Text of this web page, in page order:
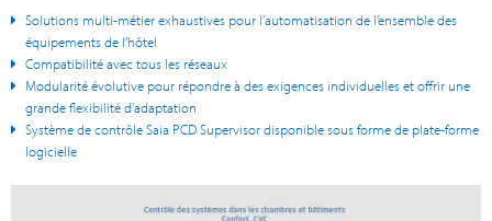
Solutions multi-métier exhaustives pour l’automatisation de l’ensemble des
équipements de l’hôtel
Compatibilité avec tous les réseaux
Modularité évolutive pour répondre à des exigences individuelles et offrir une
grande flexibilité d’adaptation
Système de contrôle Saia PCD Supervisor disponible sous forme de plate-forme
logicielle